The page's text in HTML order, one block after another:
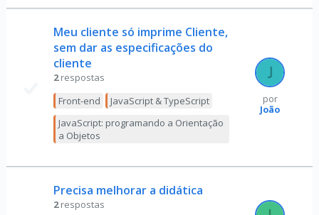
Meu cliente só imprime Cliente,
sem dar as especificações do
cliente
2 respostas
Front-end
JavaScript & TypeScript
JavaScript: programando a Orientação
a Objetos
por
João
Precisa melhorar a didática
2 respostas